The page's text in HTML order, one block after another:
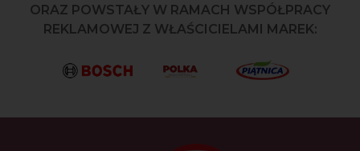
ORAZ POWSTAŁY W RAMACH WSPÓŁPRACY
REKLAMOWEJ Z WŁAŚCICIELAMI MAREK: